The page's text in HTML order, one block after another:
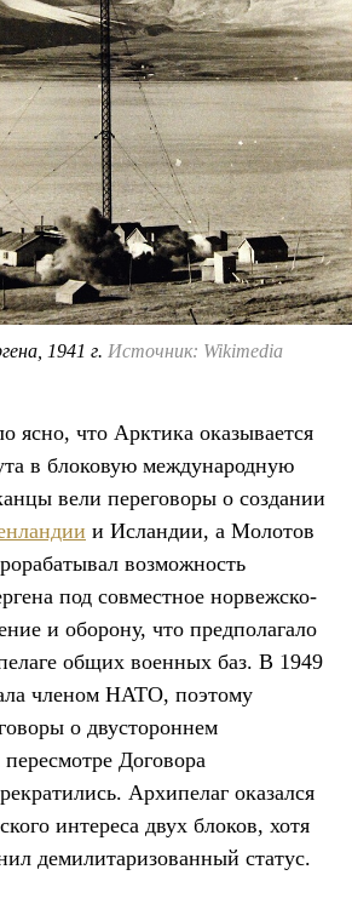
1941 г. Источник: Wikimedia
ясно, что Арктика оказывается
в блоковую международную
вели переговоры о создании
и Исландии, а Молотов
возможность
под совместное норвежско-
и оборону, что предполагало
общих военных баз. В 1949
членом НАТО, поэтому
о двустороннем
Договора
Архипелаг оказался
интереса двух блоков, хотя
демилитаризованный статус.